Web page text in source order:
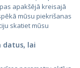
apakšējā kreisajā
mūsu piekrišanas
skatiet mūsu
datus, lai